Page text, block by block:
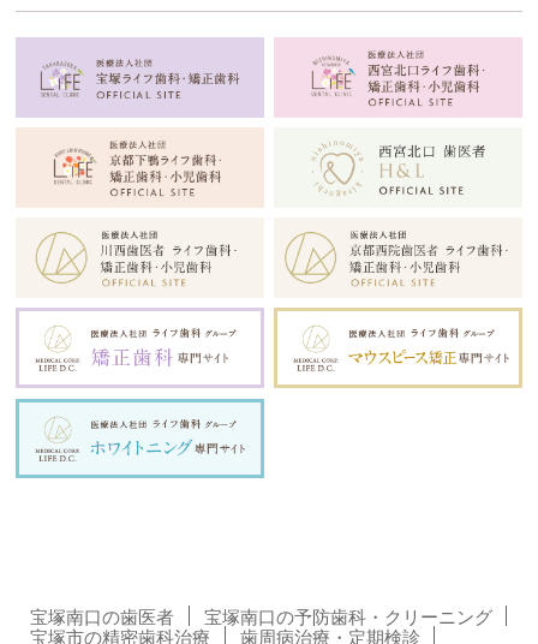
宝塚南口の歯医者
宝塚南口の予防歯科・クリーニング
宝塚市の精密歯科治療
歯周病治療・定期検診